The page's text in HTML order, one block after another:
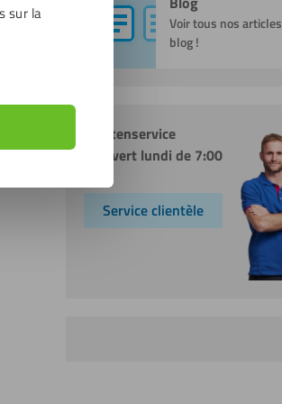
sur la
Voir tous nos
blog !
Klantenservice
Ouvert lundi de 7:00
Service clientèle